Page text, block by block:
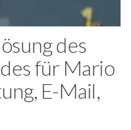
des
für Mario
E-Mail,